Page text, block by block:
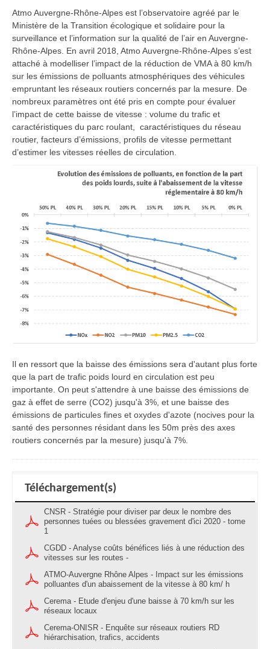
Atmo Auvergne-Rhône-Alpes est l’observatoire agréé par le
Ministère de la Transition écologique et solidaire pour la
surveillance et l’information sur la qualité de l’air en Auvergne-
Rhône-Alpes. En avril 2018, Atmo Auvergne-Rhône-Alpes s’est
attaché à modelliser l’impact de la réduction de VMA à 80 km/h
sur les émissions de polluants atmosphériques des véhicules
empruntant les réseaux routiers concernés par la mesure. De
nombreux paramètres ont été pris en compte pour évaluer
l’impact de cette baisse de vitesse : volume du trafic et
caractéristiques du parc roulant, caractéristiques du réseau
routier, facteurs d’émissions, profils de vitesse permettant
d’estimer les vitesses réelles de circulation.
Il en ressort que la baisse des émissions sera d'autant plus forte
que la part de trafic poids lourd en circulation est peu
importante. On peut s'attendre à une baisse des émissions de
gaz à effet de serre (CO2) jusqu'à 3%, et une baisse des
émissions de particules fines et oxydes d'azote (nocives pour la
santé des personnes résidant dans les 50m près des axes
routiers concernés par la mesure) jusqu'à 7%.
Téléchargement(s)
CNSR - Stratégie pour diviser par deux le nombre des
personnes tuées ou blessées gravement d'ici 2020 - tome
1
CGDD - Analyse coûts bénéfices liés à une réduction des
vitesses sur les routes -
ATMO-Auvergne Rhône Alpes - Impact sur les émissions
polluantes d'un abaissement de la vitesse à 80 km/ h
Cerema - Etude d'enjeu d'une baisse à 70 km/h sur les
réseaux locaux
Cerema-ONISR - Enquête sur réseaux routiers RD
hiérarchisation, trafics, accidents